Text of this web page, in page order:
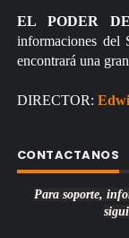
EL PODER
informaciones del
encontrará una
DIRECTOR:
CONTACTANOS
Para soporte,